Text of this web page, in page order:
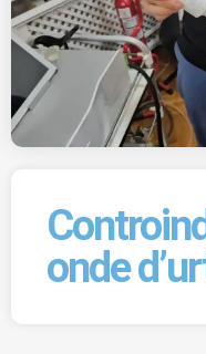
onde